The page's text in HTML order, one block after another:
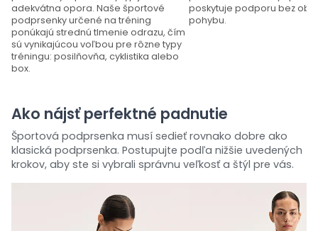
adekvátna opora. Naše športové
podprsenky určené na tréning
ponúkajú strednú tlmenie odrazu, čím
sú vynikajúcou voľbou pre rôzne typy
tréningu: posilňovňa, cyklistika alebo
box.
poskytuje podporu bez
pohybu.
Ako nájsť perfektné padnutie
Športová podprsenka musí sedieť rovnako dobre ako
klasická podprsenka. Postupujte podľa nižšie uvedených
krokov, aby ste si vybrali správnu veľkosť a štýl pre vás.